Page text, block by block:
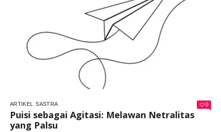
ARTIKEL SASTRA 0
Puisi sebagai Agitasi: Melawan Netralitas
yang Palsu